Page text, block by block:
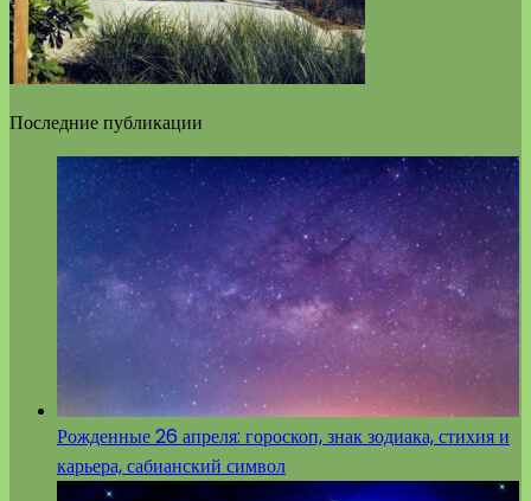
Последние публикации
Рожденные 26 апреля: гороскоп, знак зодиака, стихия и
карьера, сабианский символ